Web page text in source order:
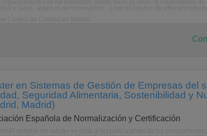
en Sistemas de Gestión de Empresas del
Seguridad Alimentaria, Sostenibilidad y
Madrid)
Española de Normalización y Certificación